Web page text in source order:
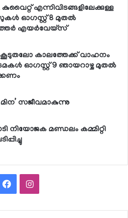
എന്നിവിടങ്ങളിലേക്കുള്ള
ഓഗസ്റ്റ് 8 മുതല്‍
എയര്‍വേയ്സ്
കാലത്തേക്ക് വാഹനം
ഓഗസ്റ്റ് 9 ഞായറാഴ്ച മുതല്‍
സജീവമാകുന്നു
നിയോജക മണ്ഡലം കമ്മിറ്റി
FacebookInstagram